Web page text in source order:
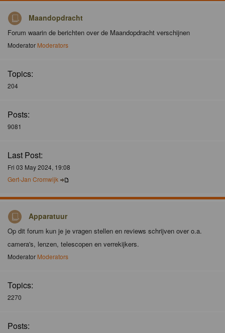
Maandopdracht
Forum waarin de berichten over de Maandopdracht verschijnen
Moderator Moderators
Topics:
204
Posts:
9081
Last Post:
Fri 03 May 2024, 19:08
Gert-Jan Cromwijk
Apparatuur
Op dit forum kun je je vragen stellen en reviews schrijven over o.a.
camera's, lenzen, telescopen en verrekijkers.
Moderator Moderators
Topics:
2270
Posts: